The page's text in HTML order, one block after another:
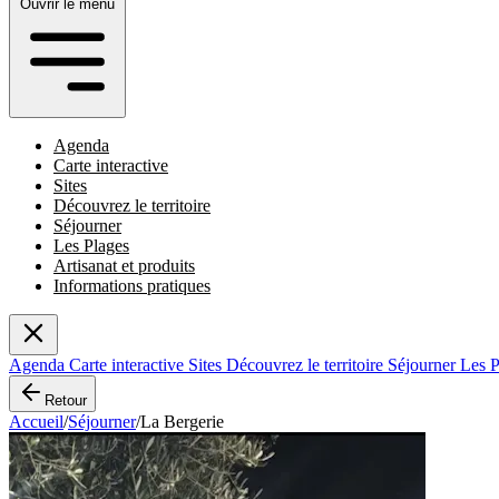
Ouvrir le menu
Agenda
Carte interactive
Sites
Découvrez le territoire
Séjourner
Les Plages
Artisanat et produits
Informations pratiques
Agenda Carte interactive Sites Découvrez le territoire SéjournerLes
Retour
Accueil/Séjourner/La Bergerie